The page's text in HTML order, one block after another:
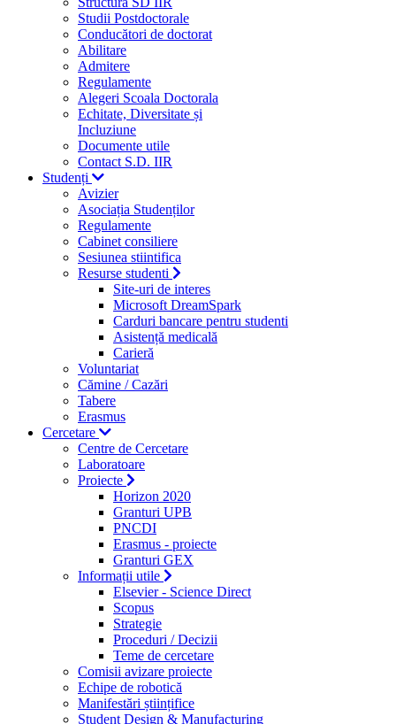
Studii Postdoctorale
Conducători de doctorat
Abilitare
Admitere
Regulamente
Alegeri Scoala Doctorala
Echitate, Diversitate și
Incluziune
Documente utile
Contact S.D. IIR
Studenți
Avizier
Asociația Studenților
Regulamente
Cabinet consiliere
Sesiunea stiintifica
Resurse studenti
Site-uri de interes
Microsoft DreamSpark
Carduri bancare pentru studenti
Asistență medicală
Carieră
Voluntariat
Cămine / Cazări
Tabere
Erasmus
Cercetare
Centre de Cercetare
Laboratoare
Proiecte
Horizon 2020
Granturi UPB
PNCDI
Erasmus - proiecte
Granturi GEX
Informații utile
Elsevier - Science Direct
Scopus
Strategie
Proceduri / Decizii
Teme de cercetare
Comisii avizare proiecte
Echipe de robotică
Manifestări științifice
Student Design & Manufacturing